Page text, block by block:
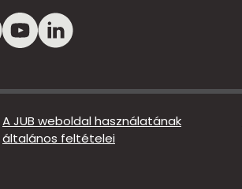
A JUB weboldal használatának
általános feltételei